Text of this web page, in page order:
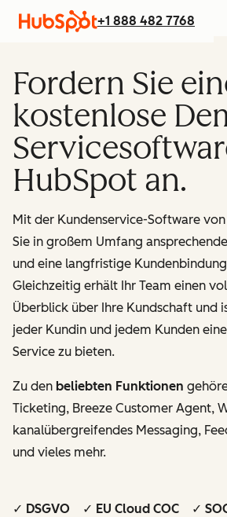
+1 888 482 7768
Fordern Sie
kostenlose
HubSpot an.
Mit der Kundenservice-Software
Sie in großem Umfang
und eine langfristige
Gleichzeitig erhält Ihr Team einen
Überblick über Ihre Kundschaft und
jeder Kundin und jedem Kunden
Service zu bieten.
Zu den beliebten Funktionen
Ticketing, Breeze Customer Agent,
kanalübergreifendes Messaging,
und vieles mehr.
✓ DSGVO ✓ EU Cloud COC ✓